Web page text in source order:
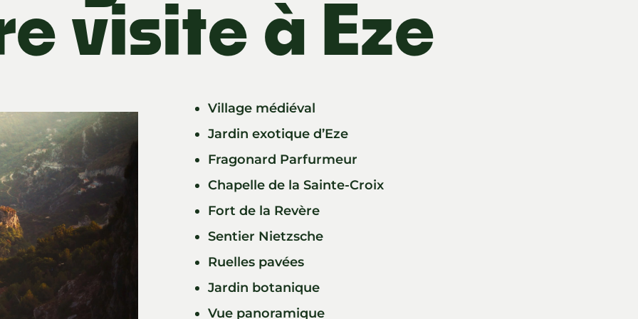
visite à Eze
Village médiéval
Jardin exotique d’Eze
Fragonard Parfurmeur
Chapelle de la Sainte-Croix
Fort de la Revère
Sentier Nietzsche
Ruelles pavées
Jardin botanique
Vue panoramique